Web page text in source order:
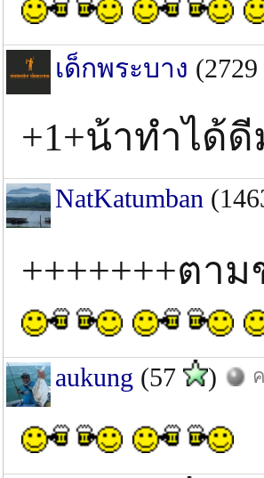
เด็กพระบาง (2729
+1+น้าทําได้
NatKatumban
+++++++ตา
aukung (57 )